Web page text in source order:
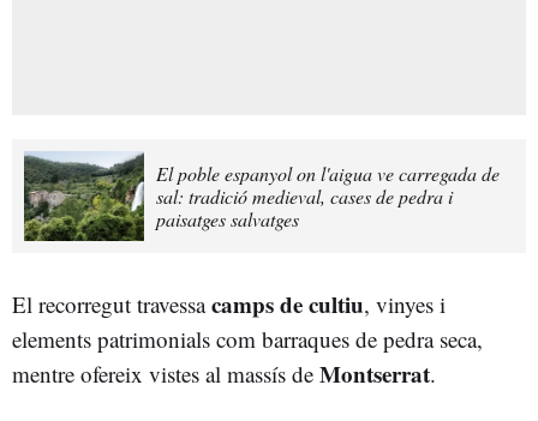
El poble espanyol on l'aigua ve carregada de
sal: tradició medieval, cases de pedra i
paisatges salvatges
El recorregut travessacamps de cultiu, vinyes i
elements patrimonials com barraques de pedra seca,
mentre ofereix vistes al massís de Montserrat.